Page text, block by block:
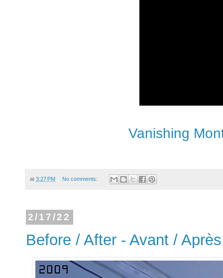
Vanishing
at 3:27 PM No comments:
2/17/22
Before / After - Avant /